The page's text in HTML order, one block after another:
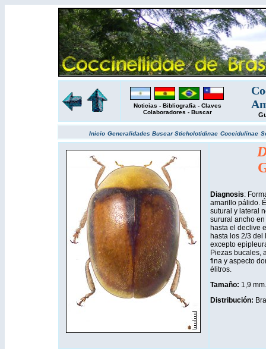
Noticias - Bibliografía - Claves
Colaboradores - Buscar
Inicio Generalidades BuscarSticholotidinae Coccidulinae
Diagnosis:
amarillo pálido.
sutural y lateral
surural ancho
hasta el declive
hasta los 2/3
excepto
Piezas bucales,
fina y aspecto
élitros.
Tamaño: 1,9 mm.
Distribución: